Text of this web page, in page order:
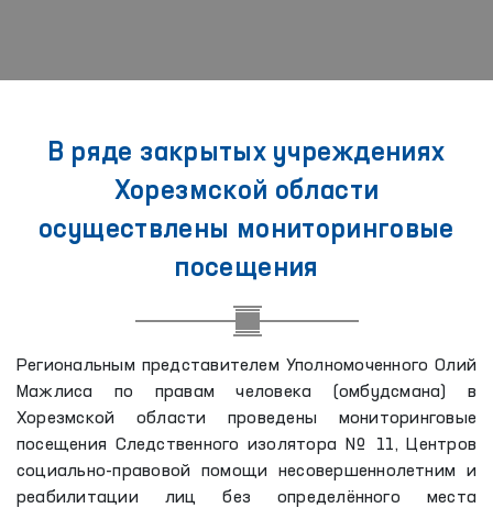
В ряде закрытых учреждениях
Хорезмской области
осуществлены мониторинговые
посещения
Региональным представителем Уполномоченного Олий
Мажлиса по правам человека (омбудсмана) в
Хорезмской области проведены мониторинговые
посещения Следственного изолятора № 11, Центров
социально-правовой помощи несовершеннолетним и
реабилитации лиц без определённого места